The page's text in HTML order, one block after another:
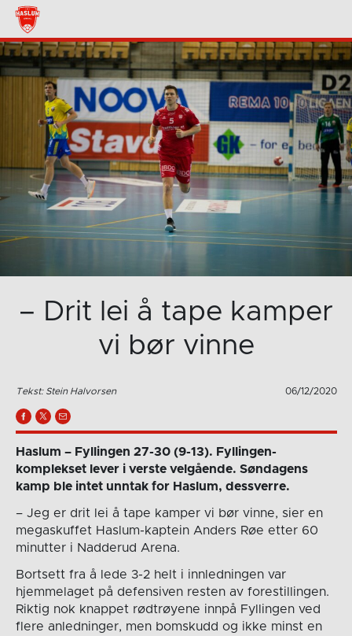
– Drit lei å tape kamper
vi bør vinne
Tekst: Stein Halvorsen 06/12/2020
Haslum – Fyllingen 27-30 (9-13). Fyllingen-
komplekset lever i verste velgående. Søndagens
kamp ble intet unntak for Haslum, dessverre.
– Jeg er drit lei å tape kamper vi bør vinne, sier en
megaskuffet Haslum-kaptein Anders Røe etter 60
minutter i Nadderud Arena.
Bortsett fra å lede 3-2 helt i innledningen var
hjemmelaget på defensiven resten av forestillingen.
Riktig nok knappet rødtrøyene innpå Fyllingen ved
flere anledninger, men bomskudd og ikke minst en